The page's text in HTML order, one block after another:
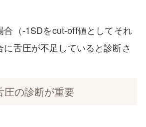
合（-1SDをcut-off値としてそれ
舌圧が不足していると診断さ
圧の診断が重要